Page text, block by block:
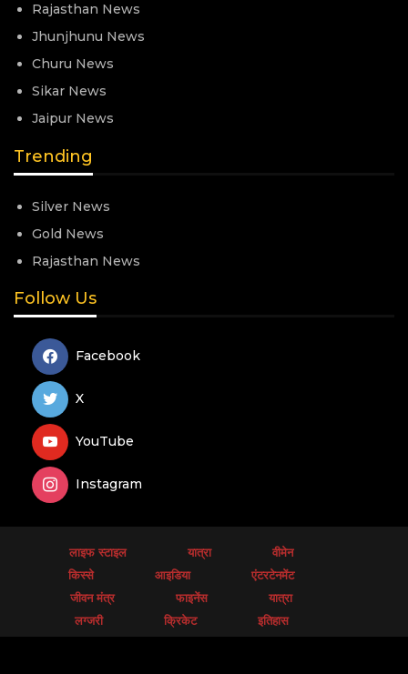
Rajasthan News
Jhunjhunu News
Churu News
Sikar News
Jaipur News
Trending
Silver News
Gold News
Rajasthan News
Follow Us
Facebook
X
YouTube
Instagram
लाइफ स्टाइल यात्रा
वीमेन
किस्से
आइडिया
एंटरटेनमेंट
जीवन मंत्र
फाइनेंस
यात्रा
लग्जरी
क्रिकेट इतिहास